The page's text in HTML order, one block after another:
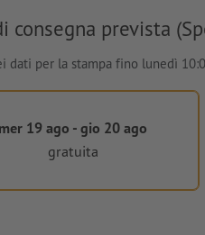
consegna prevista
dati per la stampa fino lunedì
mer 19 ago - gio 20 ago
gratuita